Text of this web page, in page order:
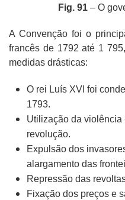
Fig. 91– O
A Convenção foi o
francês de 1792 até 1
medidas drásticas:
O rei Luís XVI foi
1793.
Utilização da violência
revolução.
Expulsão dos
alargamento das
Repressão das
Fixação dos preços e